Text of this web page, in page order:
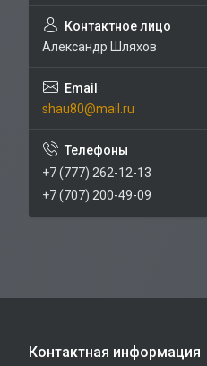
Александр Шляхов
shau80@mail.ru
+7 (777) 262-12-13
+7 (707) 200-49-09